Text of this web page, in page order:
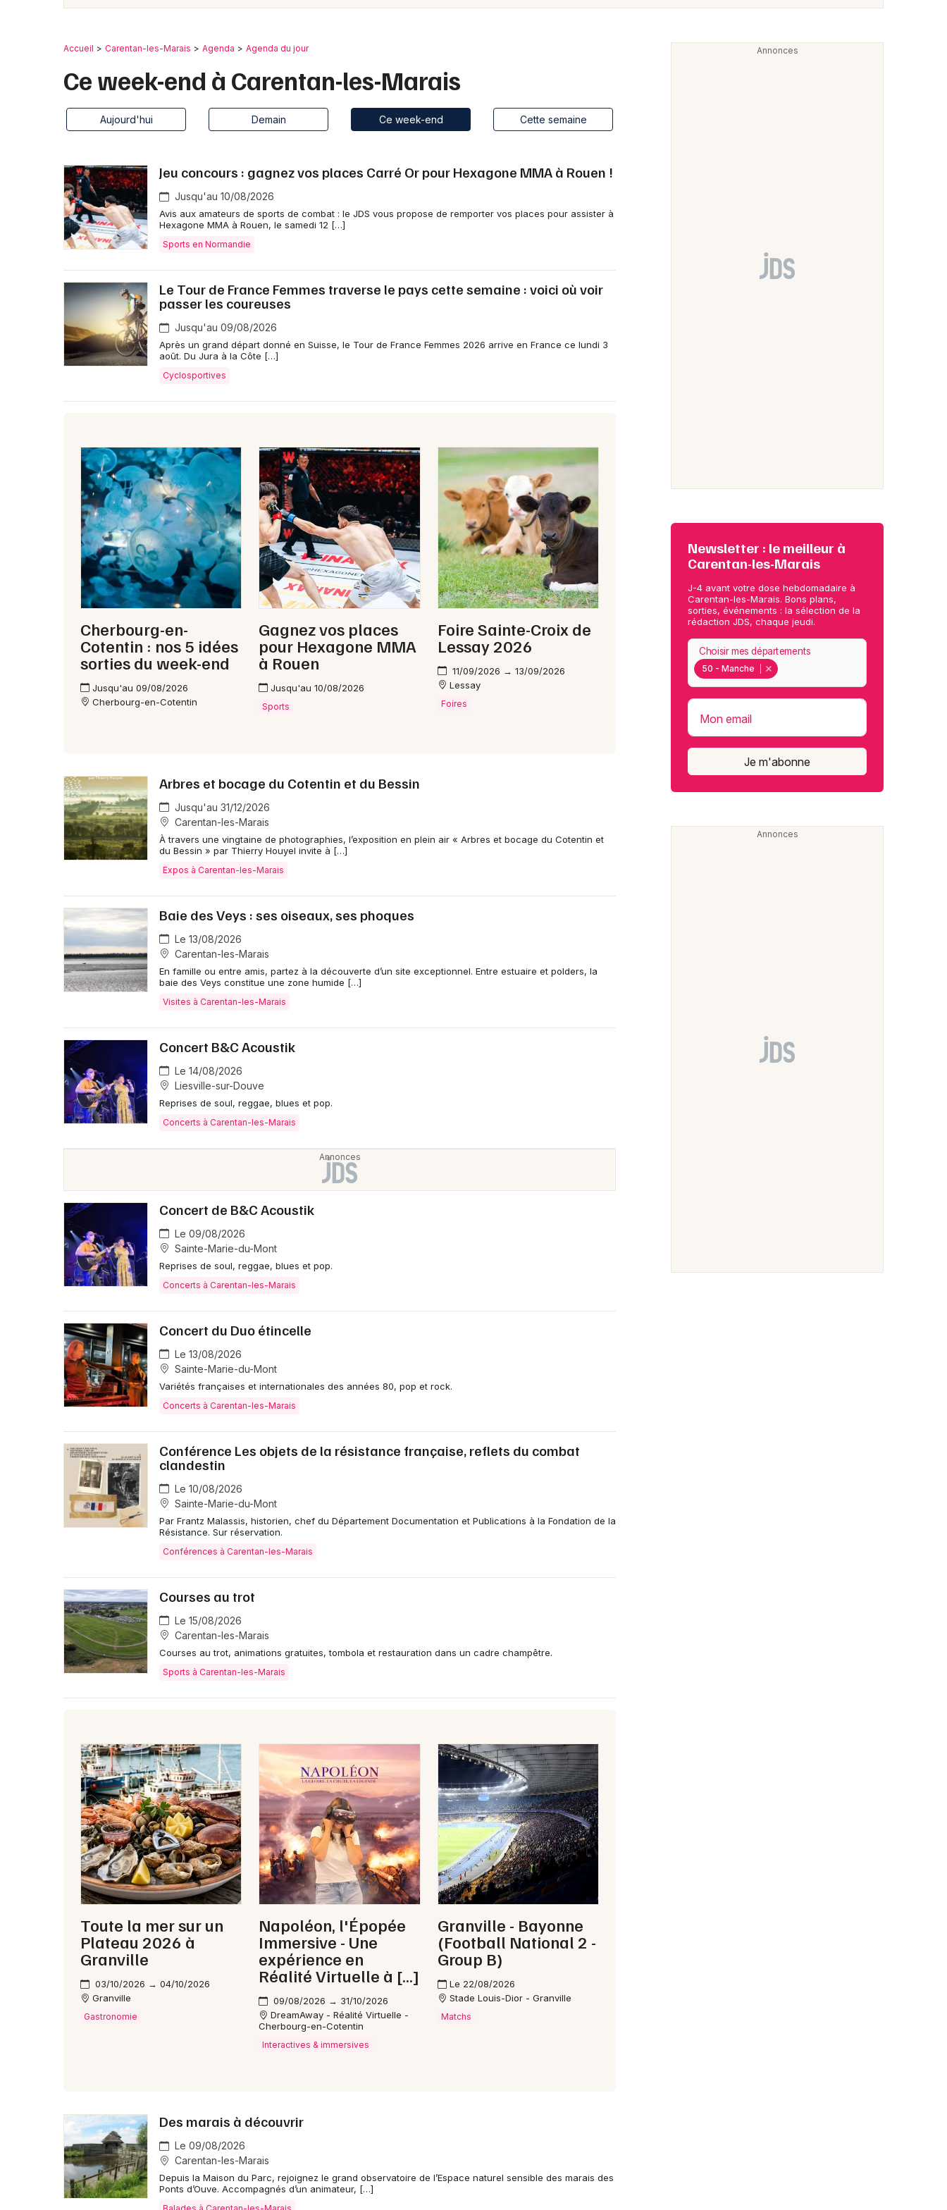
Expos
Ce week-end en Basse-Normandie
Actus à Carentan-les-Marais
Magazine à Carentan-les-Marais
Choisir mes départements
Mulhouse
Nice
Paris
Toulouse
Toutes les villes
Accueil Carentan-les-Marais Agenda Agenda du jour
Ce week-end à Carentan-les-Marais
Aujourd'hui Demain Ce week-end Cette semaine
Jeu concours : gagnez vos places Carré Or pour Hexagone MMA à Rouen !
Jusqu'au 10/08/2026
Avis aux amateurs de sports de combat : le JDS vous propose de remporter vos places pour assister à
Hexagone MMA à Rouen, le samedi 12 […]
Sports en Normandie
Le Tour de France Femmes traverse le pays cette semaine : voici où voir
passer les coureuses
Jusqu'au 09/08/2026
Après un grand départ donné en Suisse, le Tour de France Femmes 2026 arrive en France ce lundi 3
août. Du Jura à la Côte […]
Cyclosportives
Cherbourg-en-
Cotentin : nos 5 idées
sorties du week-end
Jusqu'au 09/08/2026
Cherbourg-en-Cotentin
Gagnez vos places
pour Hexagone MMA
à Rouen
Jusqu'au 10/08/2026
Sports
Foire Sainte-Croix de
Lessay 2026
11/09/2026 → 13/09/2026
Lessay
Foires
Arbres et bocage du Cotentin et du Bessin
Jusqu'au 31/12/2026
Carentan-les-Marais
À travers une vingtaine de photographies, l’exposition en plein air « Arbres et bocage du Cotentin et
du Bessin » par Thierry Houyel invite à […]
Expos à Carentan-les-Marais
Baie des Veys : ses oiseaux, ses phoques
Le 13/08/2026
Carentan-les-Marais
En famille ou entre amis, partez à la découverte d’un site exceptionnel. Entre estuaire et polders, la
baie des Veys constitue une zone humide […]
Visites à Carentan-les-Marais
Concert B&C Acoustik
Le 14/08/2026
Liesville-sur-Douve
Reprises de soul, reggae, blues et pop.
Concerts à Carentan-les-Marais
Concert de B&C Acoustik
Le 09/08/2026
Sainte-Marie-du-Mont
Reprises de soul, reggae, blues et pop.
Concerts à Carentan-les-Marais
Concert du Duo étincelle
Le 13/08/2026
Sainte-Marie-du-Mont
Variétés françaises et internationales des années 80, pop et rock.
Concerts à Carentan-les-Marais
Conférence Les objets de la résistance française, reflets du combat
clandestin
Le 10/08/2026
Sainte-Marie-du-Mont
Par Frantz Malassis, historien, chef du Département Documentation et Publications à la Fondation de la
Résistance. Sur réservation.
Conférences à Carentan-les-Marais
Courses au trot
Le 15/08/2026
Carentan-les-Marais
Courses au trot, animations gratuites, tombola et restauration dans un cadre champêtre.
Sports à Carentan-les-Marais
Toute la mer sur un
Plateau 2026 à
Granville
03/10/2026 → 04/10/2026
Granville
Gastronomie
Napoléon, l'Épopée
Immersive - Une
expérience en
Réalité Virtuelle à […]
09/08/2026 → 31/10/2026
DreamAway - Réalité Virtuelle -
Cherbourg-en-Cotentin
Interactives & immersives
Granville - Bayonne
(Football National 2 -
Group B)
Le 22/08/2026
Stade Louis-Dior - Granville
Matchs
Des marais à découvrir
Le 09/08/2026
Carentan-les-Marais
Depuis la Maison du Parc, rejoignez le grand observatoire de l’Espace naturel sensible des marais des
Ponts d’Ouve. Accompagnés d’un animateur, […]
Newsletter : le meilleur à
Carentan-les-Marais
J-4 avant votre dose hebdomadaire à
Carentan-les-Marais. Bons plans,
sorties, événements : la sélection de la
rédaction JDS, chaque jeudi.
50 - Manche
Choisir mes départements
Mon email
Je m'abonne